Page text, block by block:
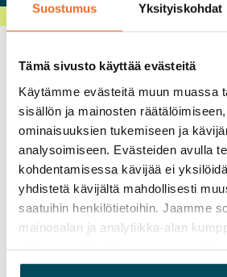
Suostumus Yksityiskohdat
Tämä sivusto käyttää evästeitä
Käytämme evästeitä muun muassa
sisällön ja mainosten
ominaisuuksien tukemiseen ja
analysoimiseen. Evästeiden avulla
kohdentamisessa kävijää ei
yhdistetä kävijältä mahdollisesti
saatuihin henkilötietoihin. Jaamme
mainosalan ja analytiikka-alan
yhdistää näitä tietoja muihin
11.9.2009
SATOn toimitusjohtaja Erkka
asuntomarkkinoiden tulevaisuuden
järjestämässä "SATO Housing
kutsuvierastilaisuudessa Habitare-
Lue lisää